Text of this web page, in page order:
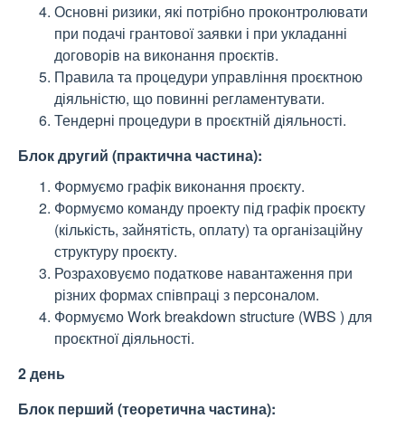
Основні ризики, які потрібно проконтролювати
при подачі грантової заявки і при укладанні
договорів на виконання проєктів.
Правила та процедури управління проєктною
діяльністю, що повинні регламентувати.
Тендерні процедури в проєктній діяльності.
Блок другий (практична частина):
Формуємо графік виконання проєкту.
Формуємо команду проекту під графік проєкту
(кількість, зайнятість, оплату) та організаційну
структуру проєкту.
Розраховуємо податкове навантаження при
різних формах співпраці з персоналом.
Формуємо Work breakdown structure (WBS ) для
проєктної діяльності.
2 день
Блок перший (теоретична частина):